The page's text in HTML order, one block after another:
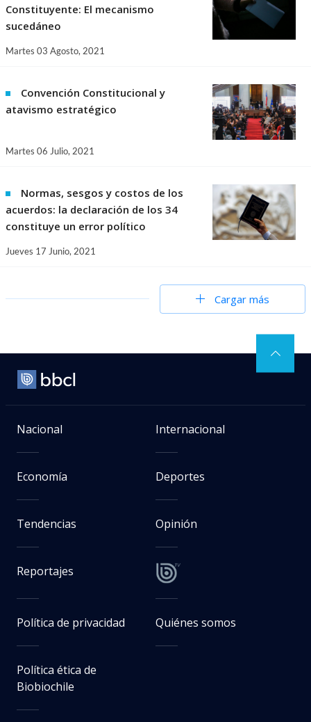
Constituyente: El mecanismo
sucedáneo
Martes 03 Agosto, 2021
Convención Constitucional y
atavismo estratégico
Martes 06 Julio, 2021
Normas, sesgos y costos de los
acuerdos: la declaración de los 34
constituye un error político
Jueves 17 Junio, 2021
Cargar más
Nacional Internacional
Economía Deportes
Tendencias Opinión
Reportajes
Política de privacidad Quiénes somos
Política ética de
Biobiochile